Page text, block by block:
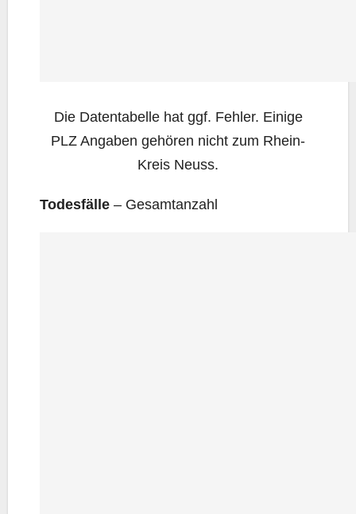
Die Daten­ta­bel­le hat ggf. Feh­ler. Eini­ge
PLZ Anga­ben gehö­ren nicht zum Rhein-
Kreis Neuss.
Todes­fäl­le – Gesamtanzahl